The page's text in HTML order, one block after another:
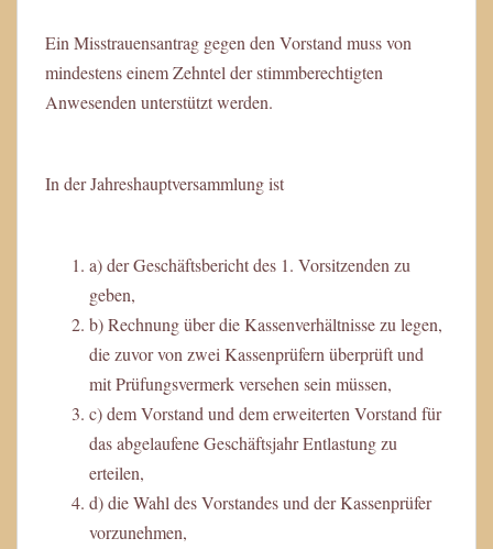
Ein Misstrauensantrag gegen den Vorstand muss von
mindestens einem Zehntel der stimmberechtigten
Anwesenden unterstützt werden.
In der Jahreshauptversammlung ist
a) der Geschäftsbericht des 1. Vorsitzenden zu
geben,
b) Rechnung über die Kassenverhältnisse zu legen,
die zuvor von zwei Kassenprüfern überprüft und
mit Prüfungsvermerk versehen sein müssen,
c) dem Vorstand und dem erweiterten Vorstand für
das abgelaufene Geschäftsjahr Entlastung zu
erteilen,
d) die Wahl des Vorstandes und der Kassenprüfer
vorzunehmen,